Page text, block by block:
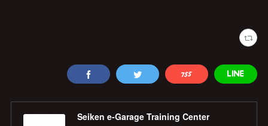
Seiken e‐Garage Training Center